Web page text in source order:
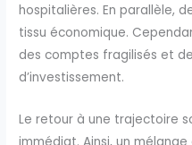
hospitalières. En parallèle,
tissu économique.
des comptes fragilisés et
d’investissement.
Le retour à une trajectoire